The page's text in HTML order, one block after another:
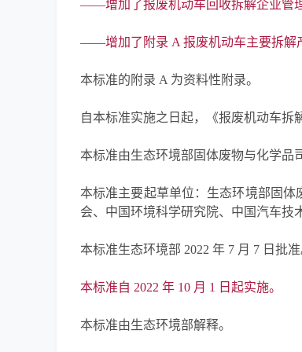
——增加了报废机动车回收拆解企业管
——增加了附录 A 报废机动车主要拆解
本标准的附录 A 为资料性附录。
自本标准实施之日起，《报废机动车拆
本标准由生态环境部固体废物与化学品
本标准主要起草单位：生态环境部固
会、中国环境科学研究院、中国汽车技
本标准生态环境部 2022 年 7 月 7 日批准
本标准自 2022 年 10 月 1 日起实施。
本标准由生态环境部解释。